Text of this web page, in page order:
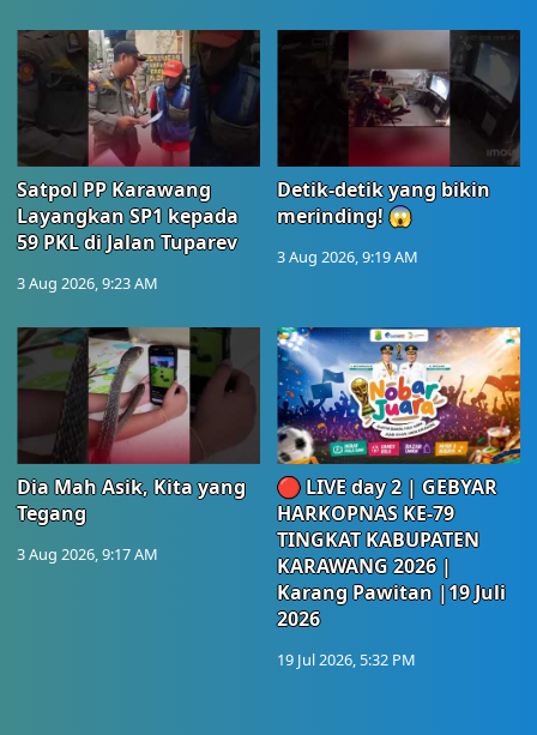
Satpol PP Karawang
Layangkan SP1 kepada
59 PKL di Jalan Tuparev
3 Aug 2026, 9:23 AM
Detik-detik yang bikin
merinding! 😱
3 Aug 2026, 9:19 AM
Dia Mah Asik, Kita yang
Tegang
3 Aug 2026, 9:17 AM
🔴 LIVE day 2 | GEBYAR
HARKOPNAS KE-79
TINGKAT KABUPATEN
KARAWANG 2026 |
Karang Pawitan |19 Juli
2026
19 Jul 2026, 5:32 PM